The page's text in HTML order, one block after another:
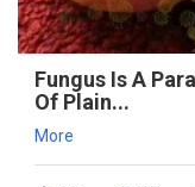
Fungus Is A
Of Plain...
More